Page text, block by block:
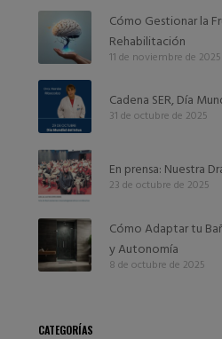
Cómo Gestionar la
Rehabilitación
11 de noviembre de 2025
Cadena SER, Día
31 de octubre de 2025
En prensa: Nuestra
23 de octubre de 2025
Cómo Adaptar tu
y Autonomía
8 de octubre de 2025
CATEGORÍAS